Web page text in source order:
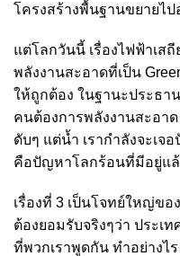
โครงสร้างพื้นฐานขยายไ
แต่โลกวันนี้ เรื่องไฟฟ้าเสถี
พลังงานสะอาดที่เป็น
ให้ถูกต้อง ในฐานะประธา
คนต้องการพลังงานสะอา
ดับๆ แต่น้ำ เรากำลังจะเ
คือปัญหาโลกร้อนที่มีอยู่แ
เรื่องที่ 3 เป็นโจทย์ใหญ่ขอ
ต้องยอมรับจริงๆว่า ประเท
ที่พวกเราพูดกัน ทำอย่างไ